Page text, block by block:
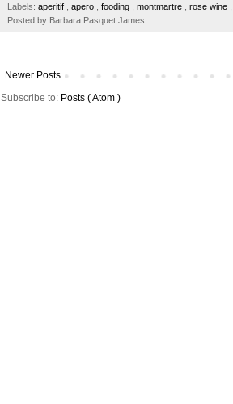
o
k
r
e
s
Labels: aperitif apero fooding montmartre rose wine
Posted by Barbara Pasquet James
Newer Posts
Subscribe to: Posts ( Atom )